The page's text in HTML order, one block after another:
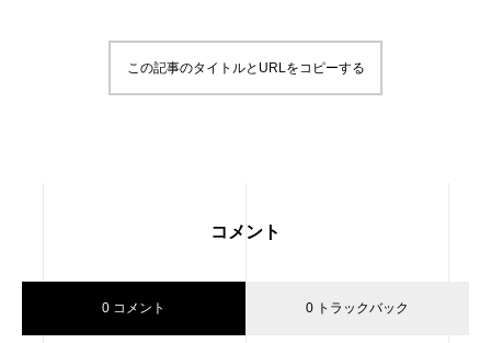
この記事のタイトルとURLをコピーする
コメント
0 コメント 0 トラックバック